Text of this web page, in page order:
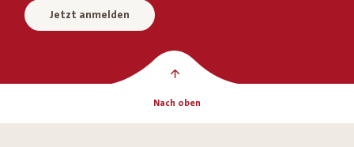
Jetzt anmelden
Nach oben